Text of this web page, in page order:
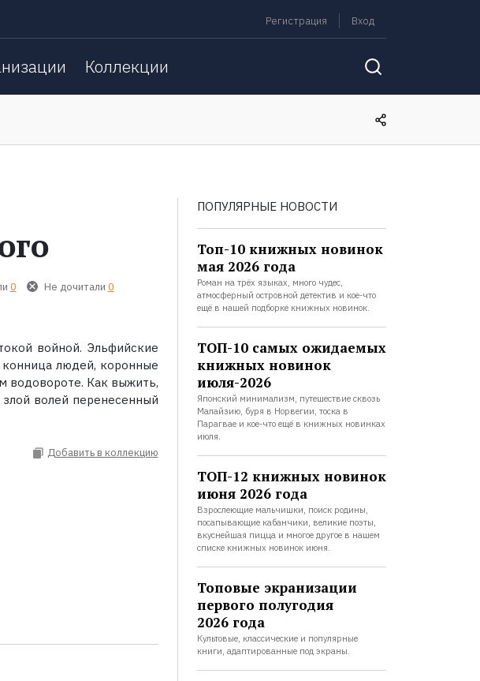
Регистрация Вход
Коллекции
0 Не дочитали 0
войной. Эльфийские
конница людей, коронные
водовороте. Как выжить,
волей перенесенный
Добавить в коллекцию
ПОПУЛЯРНЫЕ НОВОСТИ
Топ-10 книжных новинок
мая 2026 года
Роман на трёх языках, много чудес,
атмосферный островной детектив и кое-что
ещё в нашей подборке книжных новинок.
ТОП-10 самых ожидаемых
книжных новинок
июля-2026
Японский минимализм, путешествие сквозь
Малайзию, буря в Норвегии, тоска в
Парагвае и кое-что ещё в книжных новинках
июля.
ТОП-12 книжных новинок
июня 2026 года
Взрослеющие мальчишки, поиск родины,
посапывающие кабанчики, великие поэты,
вкуснейшая пицца и многое другое в нашем
списке книжных новинок июня.
Топовые экранизации
первого полугодия
2026 года
Культовые, классические и популярные
книги, адаптированные под экраны.